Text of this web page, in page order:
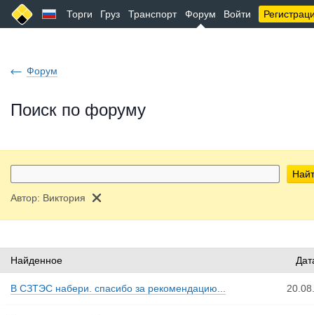
Торги Груз Транспорт Форум Войти
Форум
Поиск по форуму
Автор: Виктория
Найденное
В СЗТЭС набери. спасибо за рекомендацию...